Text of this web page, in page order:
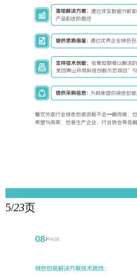
5/23页